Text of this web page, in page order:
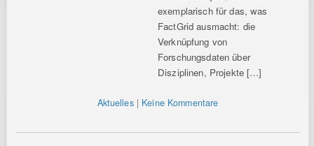
exemplarisch für das, was
FactGrid ausmacht: die
Verknüpfung von
Forschungsdaten über
Disziplinen, Projekte […]
Aktuelles| Keine Kommentare